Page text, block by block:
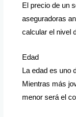
El precio de un
aseguradoras
calcular el nivel
Edad
La edad es uno
Mientras más
menor será el